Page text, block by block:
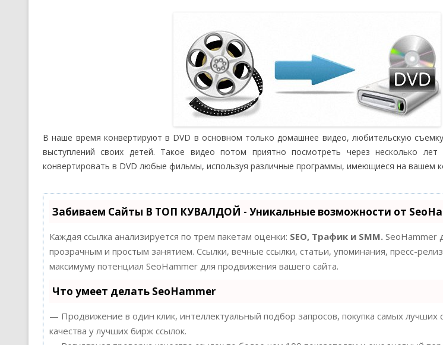
В наше время конвертируют в DVD в основном только домашнее видео, любительскую
выступлений своих детей. Такое видео потом приятно посмотреть через несколько
конвертировать в DVD любые фильмы, используя различные программы, имеющиеся на вашем
Забиваем Сайты В ТОП КУВАЛДОЙ - Уникальные возможности от
Каждая ссылка анализируется по трем пакетам оценки: SEO, Трафик и SMM. SeoHammer
прозрачным и простым занятием. Ссылки, вечные ссылки, статьи, упоминания, пресс-
максимуму потенциал SeoHammer для продвижения вашего сайта.
Что умеет делать SeoHammer
— Продвижение в один клик, интеллектуальный подбор запросов, покупка самых лучших
качества у лучших бирж ссылок.